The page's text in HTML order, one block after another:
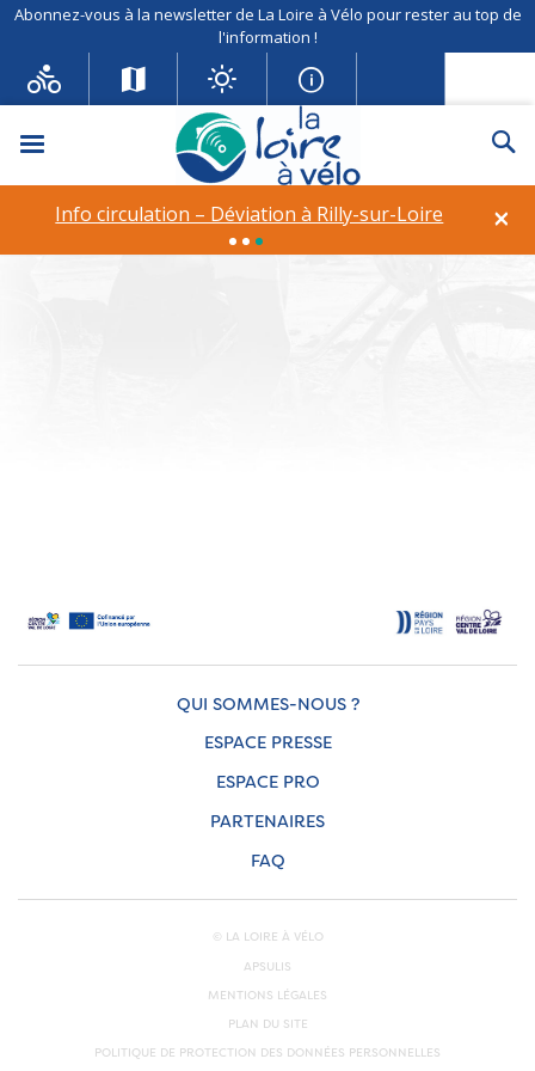
Abonnez-vous à la newsletter de La Loire à Vélo pour rester au top de
l'information !
Menu
×
Info circulation – Déviation à Rilly-sur-Loire
Info circulation – Déviation à
Rilly-sur-Loire
Theme :Kirchenfenster
QUI SOMMES-NOUS ?
ESPACE PRESSE
ESPACE PRO
PARTENAIRES
FAQ
© LA LOIRE À VÉLO
APSULIS
MENTIONS LÉGALES
PLAN DU SITE
POLITIQUE DE PROTECTION DES DONNÉES PERSONNELLES